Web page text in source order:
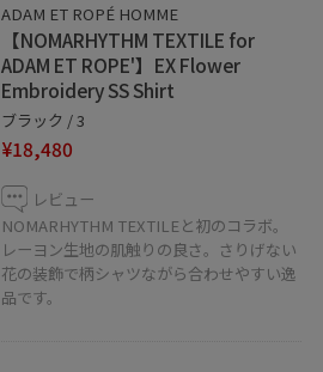
ADAM ET ROPÉ HOMME
【NOMARHYTHM TEXTILE for
ADAM ET ROPE'】EX Flower
Embroidery SS Shirt
ブラック / 3
¥18,480
レビュー
NOMARHYTHM TEXTILEと初のコラボ。
レーヨン生地の肌触りの良さ。さりげない
花の装飾で柄シャツながら合わせやすい逸
品です。